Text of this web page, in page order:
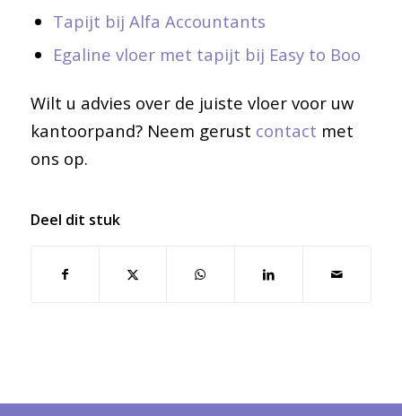
Tapijt bij Alfa Accountants
Egaline vloer met tapijt bij Easy to Boo
Wilt u advies over de juiste vloer voor uw
kantoorpand? Neem gerust contact met
ons op.
Deel dit stuk